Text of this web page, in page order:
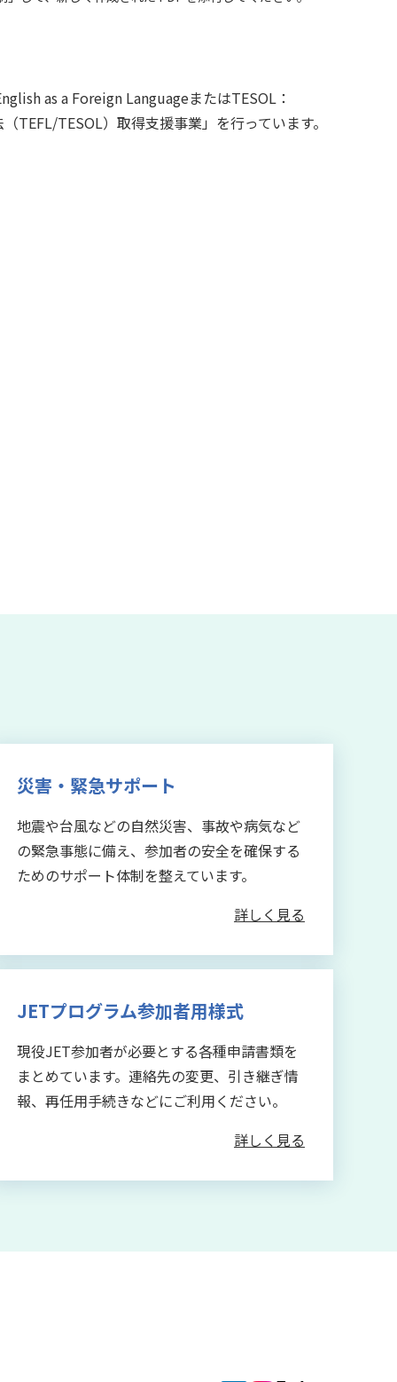
as a Foreign LanguageまたはTESOL：
TESOL）取得支援事業」を行っています。
災害・緊急サポート
地震や台風などの自然災害、事故や病気など
の緊急事態に備え、参加者の安全を確保する
ためのサポート体制を整えています。
詳しく見る
JETプログラム参加者用様式
現役JET参加者が必要とする各種申請書類を
まとめています。連絡先の変更、引き継ぎ情
報、再任用手続きなどにご利用ください。
詳しく見る